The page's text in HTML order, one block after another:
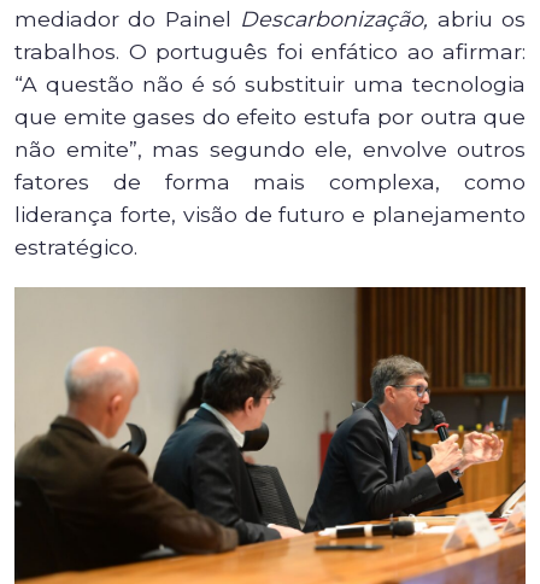
mediador do Painel Descarbonização, abriu os
trabalhos. O português foi enfático ao afirmar:
“A questão não é só substituir uma tecnologia
que emite gases do efeito estufa por outra que
não emite”, mas segundo ele, envolve outros
fatores de forma mais complexa, como
liderança forte, visão de futuro e planejamento
estratégico.